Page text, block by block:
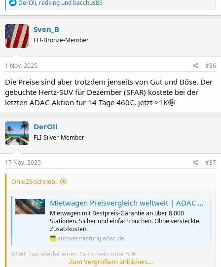
R
e
a
k
t
i
o
n
e
:
DerOli, redking und bacchus85
Sven_B
FLI-Bronze-Member
1 Nov. 2025 #36
Die Preise sind aber trotzdem jenseits von Gut und Böse. Der
gebuchte Hertz-SUV für Dezember (SFAR) kostete bei der
letzten ADAC-Aktion für 14 Tage 460€, jetzt >1K🤪
DerOli
FLI-Silver-Member
17 Nov. 2025 #37
Ohio23 schrieb:
Mietwagen Preisvergleich weltweit | ADAC Autovermietung
Mietwagen mit Bestpreis-Garantie an über 8.000
Stationen. Sicher und einfach buchen. Ohne versteckte
Zusatzkosten.
autovermietung.adac.de
ADAC hat wieder einen Gutschein über 50€.
Zum Vergrößern anklicken....